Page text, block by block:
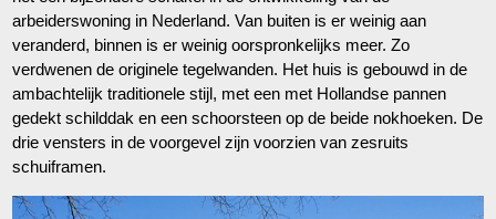
arbeiderswoning in Nederland. Van buiten is er weinig aan
veranderd, binnen is er weinig oorspronkelijks meer. Zo
verdwenen de originele tegelwanden. Het huis is gebouwd in de
ambachtelijk traditionele stijl, met een met Hollandse pannen
gedekt schilddak en een schoorsteen op de beide nokhoeken. De
drie vensters in de voorgevel zijn voorzien van zesruits
schuiframen.